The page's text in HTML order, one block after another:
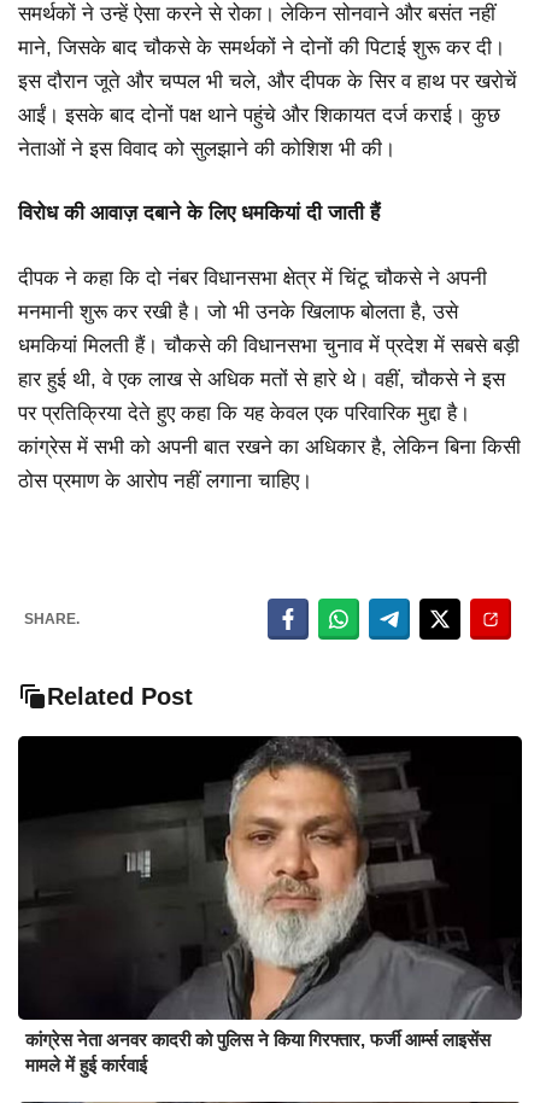
समर्थकों ने उन्हें ऐसा करने से रोका। लेकिन सोनवाने और बसंत नहीं
माने, जिसके बाद चौकसे के समर्थकों ने दोनों की पिटाई शुरू कर दी।
इस दौरान जूते और चप्पल भी चले, और दीपक के सिर व हाथ पर खरोचें
आईं। इसके बाद दोनों पक्ष थाने पहुंचे और शिकायत दर्ज कराई। कुछ
नेताओं ने इस विवाद को सुलझाने की कोशिश भी की।
विरोध की आवाज़ दबाने के लिए धमकियां दी जाती हैं
दीपक ने कहा कि दो नंबर विधानसभा क्षेत्र में चिंटू चौकसे ने अपनी
मनमानी शुरू कर रखी है। जो भी उनके खिलाफ बोलता है, उसे
धमकियां मिलती हैं। चौकसे की विधानसभा चुनाव में प्रदेश में सबसे बड़ी
हार हुई थी, वे एक लाख से अधिक मतों से हारे थे। वहीं, चौकसे ने इस
पर प्रतिक्रिया देते हुए कहा कि यह केवल एक परिवारिक मुद्दा है।
कांग्रेस में सभी को अपनी बात रखने का अधिकार है, लेकिन बिना किसी
ठोस प्रमाण के आरोप नहीं लगाना चाहिए।
SHARE.
Related Post
कांग्रेस नेता अनवर कादरी को पुलिस ने किया गिरफ्तार, फर्जी आर्म्स लाइसेंस
मामले में हुई कार्रवाई